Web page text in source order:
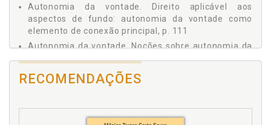
101
2.3 Direito aplicável aos contratos internacionais, p. 106
2.3.1 Aspectos de fundo do contrato, p. 106
2.3.2 Aspectos formais do contrato, p. 134
2.3.3 Limites à aplicação do direito determinado pela
Convenção, p. 135
2.4 Perspectivas de ratificação da Convenção do México
3 - A HARMONIZAÇÃO DO DIREITO INTERNACIONAL
PRIVADO BRASILEIRO COM A CONVENÇÃO DO MÉXICO, p.
Autonomia da vontade. Direito aplicável aos
aspectos de fundo: autonomia da vontade como
elemento de conexão principal, p. 111
Autonomia da vontade. Noções sobre autonomia da
Autonomia da vontade das partes, p. 60
Autonomia da vontade em DIPr: o alcance, p. 62
RECOMENDAÇÕES